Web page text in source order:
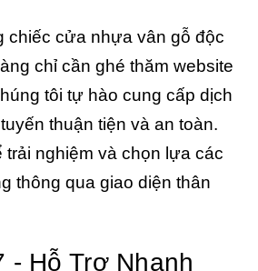
cửa nhựa vân gỗ độc
chỉ cần ghé thăm website
tôi tự hào cung cấp dịch
thuận tiện và an toàn.
trải nghiệm và chọn lựa các
thông qua giao diện thân
- Hỗ Trợ Nhanh